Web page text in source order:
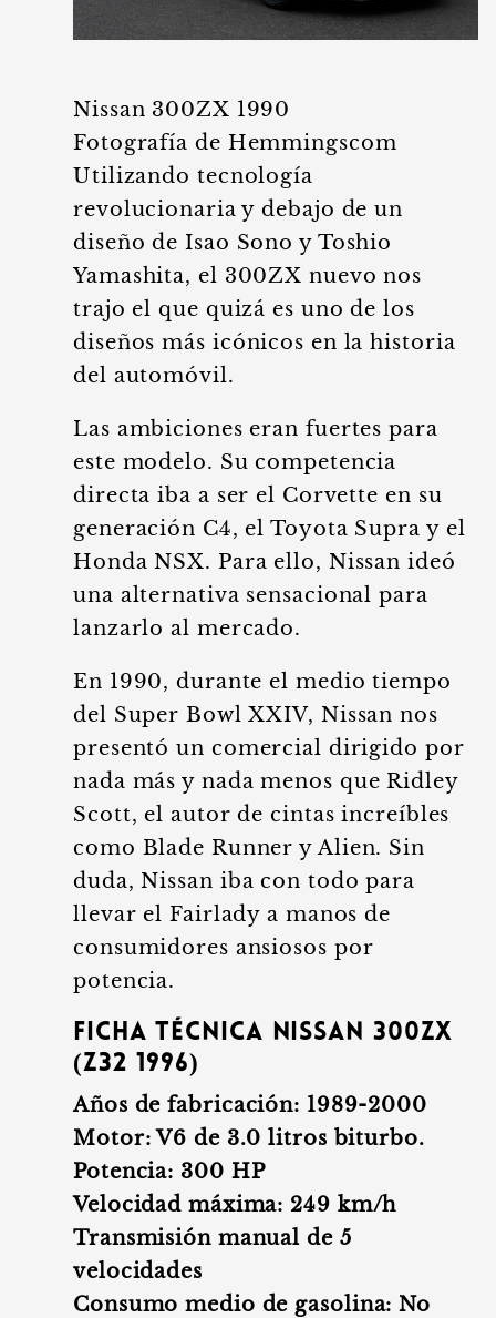
Nissan 300ZX 1990
Fotografía de Hemmingscom
Utilizando tecnología
revolucionaria y debajo de un
diseño de Isao Sono y Toshio
Yamashita, el 300ZX nuevo nos
trajo el que quizá es uno de los
diseños más icónicos en la historia
del automóvil.
Las ambiciones eran fuertes para
este modelo. Su competencia
directa iba a ser el Corvette en su
generación C4, el Toyota Supra y el
Honda NSX. Para ello, Nissan ideó
una alternativa sensacional para
lanzarlo al mercado.
En 1990, durante el medio tiempo
del Super Bowl XXIV, Nissan nos
presentó un comercial dirigido por
nada más y nada menos que Ridley
Scott, el autor de cintas increíbles
como Blade Runner y Alien. Sin
duda, Nissan iba con todo para
llevar el Fairlady a manos de
consumidores ansiosos por
potencia.
Ficha técnica Nissan 300ZX
(Z32 1996)
Años de fabricación: 1989-2000
Motor: V6 de 3.0 litros biturbo.
Potencia: 300 HP
Velocidad máxima: 249 km/h
Transmisión manual de 5
velocidades
Consumo medio de gasolina: No